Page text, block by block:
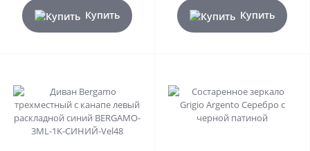
Купить Купить